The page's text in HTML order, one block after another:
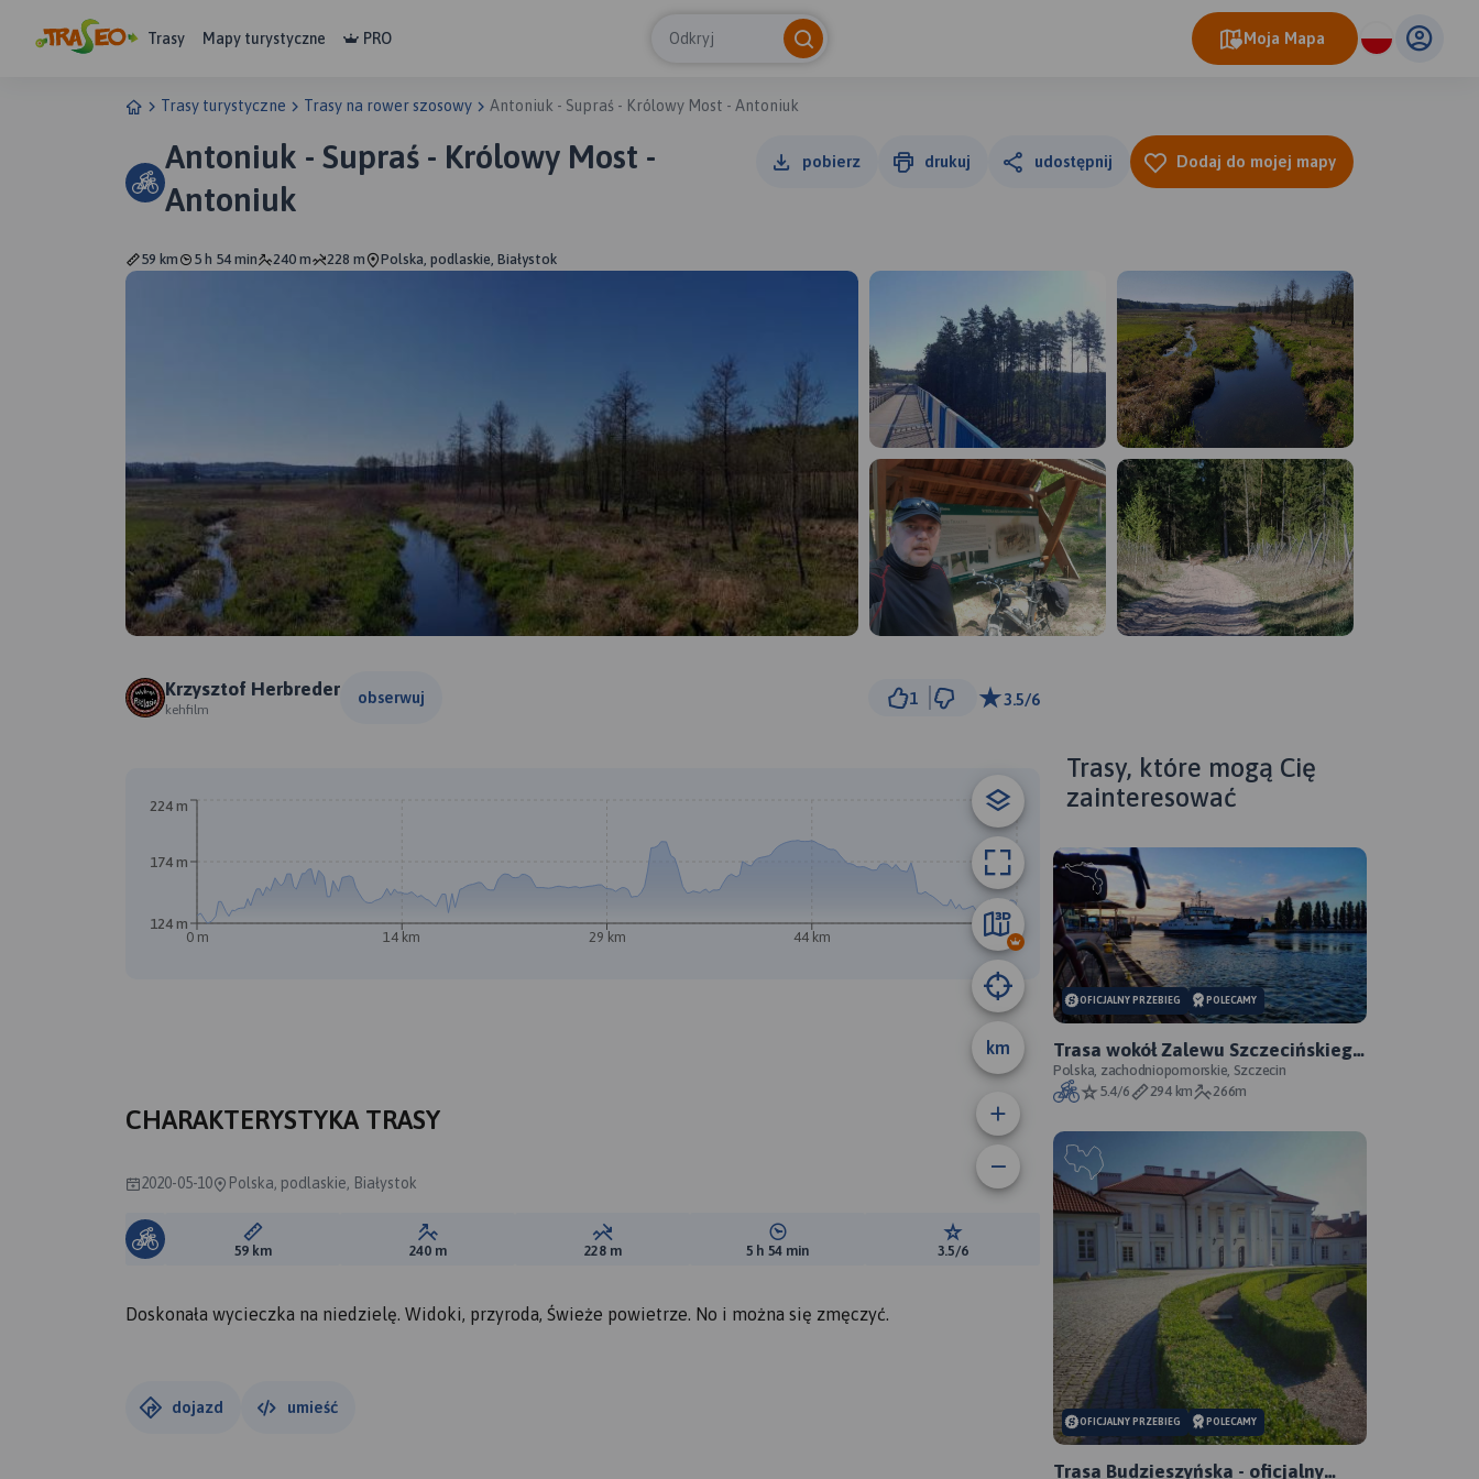
Trasy Mapy turystyczne PRO Odkryj Moja Mapa
Trasy turystyczne Trasy na rower szosowy Antoniuk - Supraś - Królowy Most - Antoniuk
Antoniuk - Supraś - Królowy Most -
Antoniuk
pobierz drukuj udostępnij Dodaj do mojej mapy
59 km 5 h 54 min 240 m 228 m Polska, podlaskie, Białystok
Krzysztof Herbreder
kehfilm
obserwuj 1 3.5/6
km
0 m 14 km 29 km 44 km 59 km
124 m
174 m
224 m
CHARAKTERYSTYKA TRASY
2020-05-10 Polska, podlaskie, Białystok
Długość trasy:
59 km Suma przewyższeń:
240 m Suma spadków:
228 m Średni czas potrzebny na pokonanie trasy:
5 h 54 min Ocena trasy:
3.5/6
Doskonała wycieczka na niedzielę. Widoki, przyroda, Świeże powietrze. No i można się zmęczyć.
dojazd umieść
Trasy, które mogą Cię
zainteresować
OFICJALNY PRZEBIEG POLECAMY
Trasa wokół Zalewu Szczecińskiego
- oficjalny przebieg szlaku
Polska, zachodniopomorskie, Szczecin
5.4/6
294 km 266m
OFICJALNY PRZEBIEG POLECAMY
Trasa Budzieszyńska - oficjalny